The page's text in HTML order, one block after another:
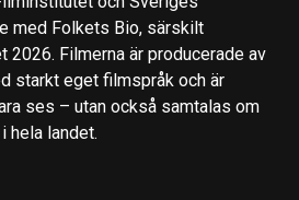
med Folkets Bio, särskilt
2026. Filmerna är producerade av
starkt eget filmspråk och är
ses – utan också samtalas om
hela landet.